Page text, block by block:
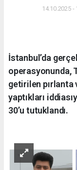
14.10.2025 -
İstanbul’da
operasyonunda,
getirilen pırlanta
yaptıkları
30’u tutuklandı.